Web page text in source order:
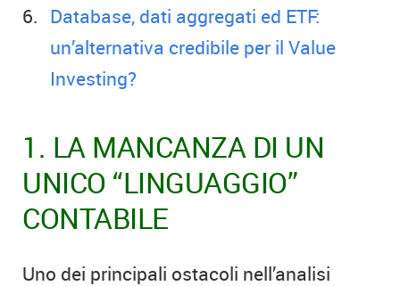
Database, dati aggregati ed ETF:
un’alternativa credibile per il Value
Investing?
1. LA MANCANZA DI UN
UNICO “LINGUAGGIO”
CONTABILE
Uno dei principali ostacoli nell’analisi